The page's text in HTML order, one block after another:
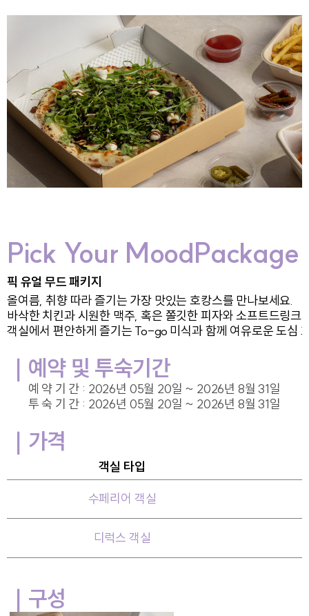
Pick Your MoodPackage
픽 유얼 무드 패키지
올여름, 취향 따라 즐기는 가장 맛있는 호캉스를 만나보세요.
바삭한 치킨과 시원한 맥주, 혹은 쫄깃한 피자와 소프트드링크
객실에서 편안하게 즐기는 To-go 미식과 함께 여유로운 도심
｜예약 및 투숙기간
예 약 기 간 : 2026년 05월 20일 ~ 2026년 8월 31일
투 숙 기 간 : 2026년 05월 20일 ~ 2026년 8월 31일
｜ 가격
객실 타입
수페리어 객실
디럭스 객실
｜ 구성